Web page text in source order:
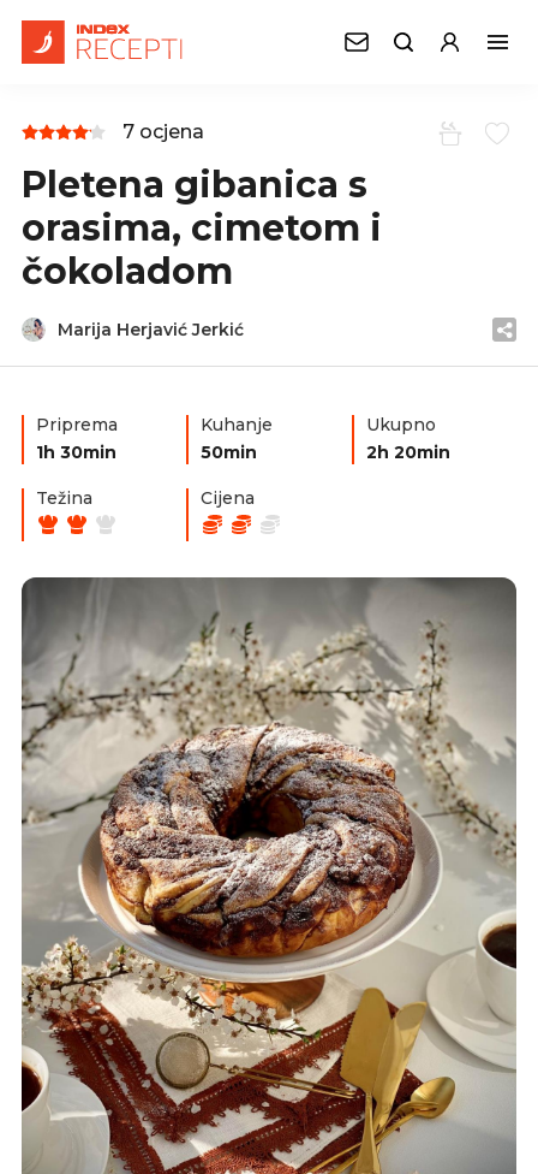
7 ocjena
Pletena gibanica s
orasima, cimetom i
čokoladom
Marija Herjavić Jerkić
Priprema
1h 30min
Kuhanje
50min
Ukupno
2h 20min
Težina Cijena